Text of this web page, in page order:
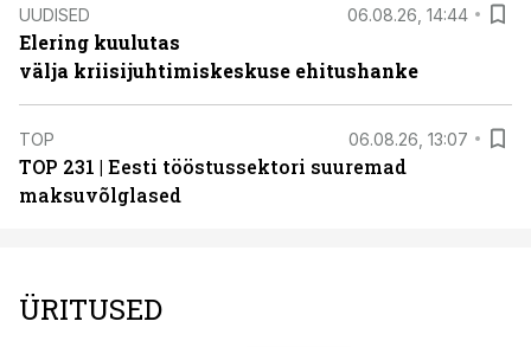
UUDISED 06.08.26, 14:44
Elering kuulutas
välja kriisijuhtimiskeskuse ehitushanke
TOP 06.08.26, 13:07
TOP 231 | Eesti tööstussektori suuremad
maksuvõlglased
ÜRITUSED